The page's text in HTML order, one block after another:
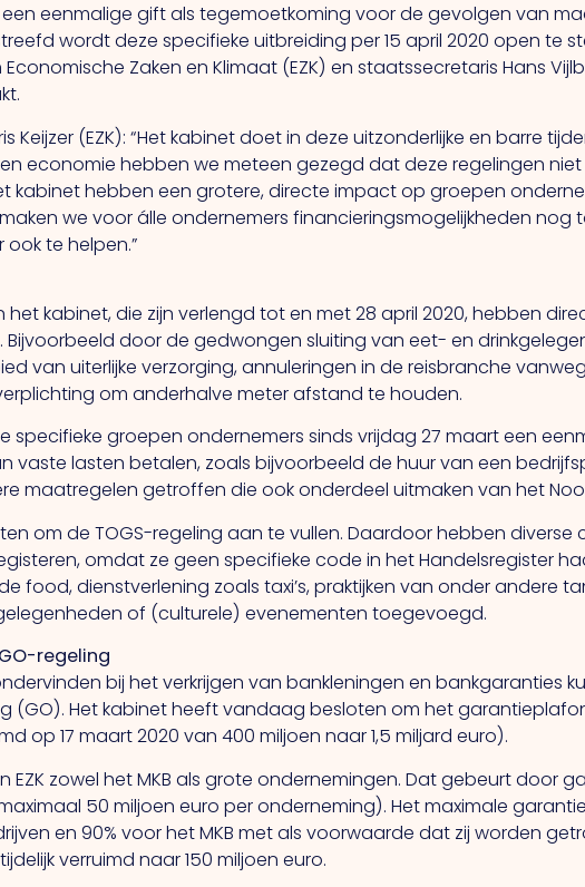
eenmalige gift als tegemoetkoming voor de gevolgen van
wordt deze specifieke uitbreiding per 15 april 2020 open te
Zaken en Klimaat (EZK) en staatssecretaris Hans
Keijzer (EZK): “Het kabinet doet in deze uitzonderlijke en barre
economie hebben we meteen gezegd dat deze regelingen niet
kabinet hebben een grotere, directe impact op groepen
we voor álle ondernemers financieringsmogelijkheden nog
te helpen.”
kabinet, die zijn verlengd tot en met 28 april 2020, hebben
door de gedwongen sluiting van eet- en
van uiterlijke verzorging, annuleringen in de reisbranche
om anderhalve meter afstand te houden.
specifieke groepen ondernemers sinds vrijdag 27 maart een
vaste lasten betalen, zoals bijvoorbeeld de huur van een
maatregelen getroffen die ook onderdeel uitmaken van het
om de TOGS-regeling aan te vullen. Daardoor hebben
omdat ze geen specifieke code in het Handelsregister
de food, dienstverlening zoals taxi’s, praktijken van onder andere
of (culturele) evenementen toegevoegd.
regeling
bij het verkrijgen van bankleningen en bankgaranties
(GO). Het kabinet heeft vandaag besloten om het
op 17 maart 2020 van 400 miljoen naar 1,5 miljard euro).
EZK zowel het MKB als grote ondernemingen. Dat gebeurt door
50 miljoen euro per onderneming). Het maximale
en 90% voor het MKB met als voorwaarde dat zij worden
verruimd naar 150 miljoen euro.